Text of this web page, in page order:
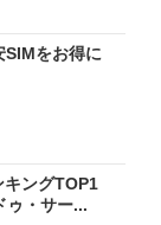
SIMをお得に
キングTOP1
・サー...